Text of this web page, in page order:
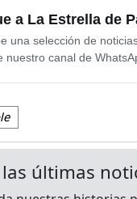
a La Estrella de
una selección de
nuestro canal de